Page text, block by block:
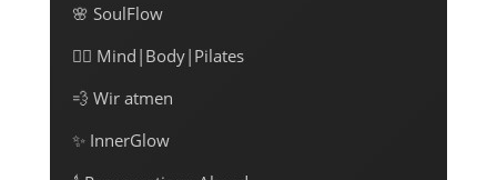
🌸 SoulFlow
🧘‍♀️ Mind|Body|Pilates
💨 Wir atmen
✨ InnerGlow